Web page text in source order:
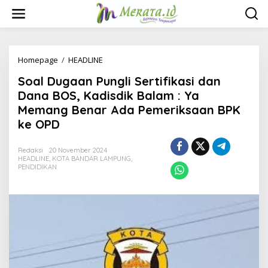
w
Homepage / HEADLINE
a
l
D
u
a
n
S
e
r
t
Soal Dugaan Pungli Sertifikasi dan
Dana BOS, Kadisdik Balam : Ya
Memang Benar Ada Pemeriksaan BPK
ke OPD
Redaksi
20 November 2024
HEADLINE, KOTA BANDAR LAMPUNG,
PENDIDIKAN